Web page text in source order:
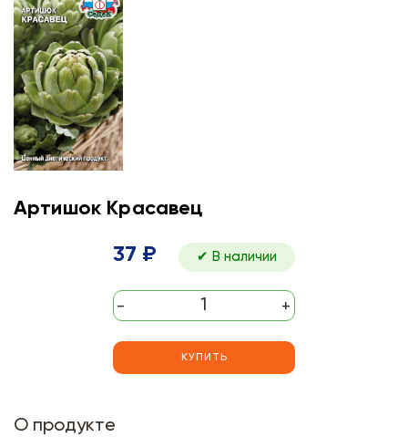
Артишок Красавец
37 ₽ ✔ В наличии
- +
КУПИТЬ
О продукте